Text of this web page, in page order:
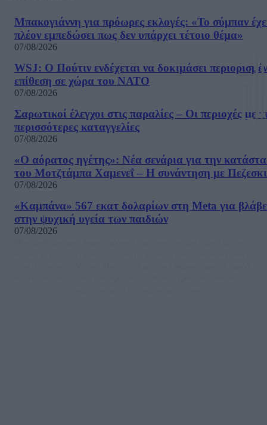
Μπακογιάννη για πρόωρες εκλογές: «Το σύμπαν
πλέον εμπεδώσει πως δεν υπάρχει τέτοιο θέμα»
07/08/2026
WSJ: Ο Πούτιν ενδέχεται να δοκιμάσει
επίθεση σε χώρα του ΝΑΤΟ
07/08/2026
Σαρωτικοί έλεγχοι στις παραλίες – Οι περιοχές με
περισσότερες καταγγελίες
07/08/2026
«Ο αόρατος ηγέτης»: Νέα σενάρια για την
του Μοτζτάμπα Χαμενεΐ – Η συνάντηση με
07/08/2026
«Καμπάνα» 567 εκατ δολαρίων στη Meta για
στην ψυχική υγεία των παιδιών
07/08/2026